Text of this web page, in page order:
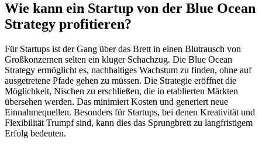
Wie kann ein Startup von der Blue Ocean
Strategy profitieren?
Für Startups ist der Gang über das Brett in einen Blutrausch von
Großkonzernen selten ein kluger Schachzug. Die Blue Ocean
Strategy ermöglicht es, nachhaltiges Wachstum zu finden, ohne auf
ausgetretene Pfade gehen zu müssen. Die Strategie eröffnet die
Möglichkeit, Nischen zu erschließen, die in etablierten Märkten
übersehen werden. Das minimiert Kosten und generiert neue
Einnahmequellen. Besonders für Startups, bei denen Kreativität und
Flexibilität Trumpf sind, kann dies das Sprungbrett zu langfristigem
Erfolg bedeuten.